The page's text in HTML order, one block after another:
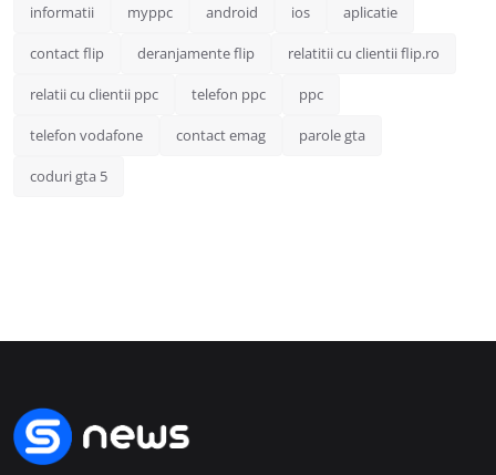
informatii myppc android ios aplicatie
contact flip deranjamente flip relatitii cu clientii flip.ro
relatii cu clientii ppc telefon ppc ppc
telefon vodafone contact emag parole gta
coduri gta 5